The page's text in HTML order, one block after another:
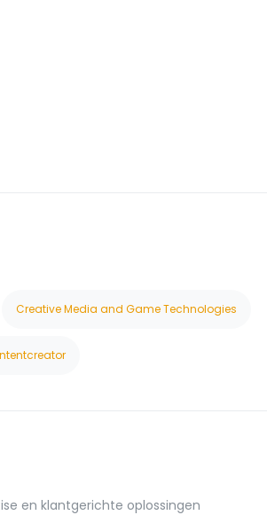
Creative Media and Game Technologies
en klantgerichte oplossingen